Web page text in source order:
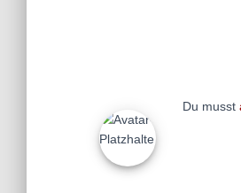
Du musst